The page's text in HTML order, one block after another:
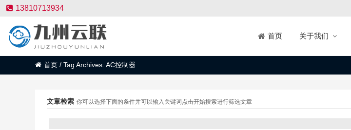
13810713934
首页 关于我们
首页 / Tag Archives: AC控制器
文章检索 你可以选择下面的条件并可以输入关键词点击开始搜索进行筛选文章